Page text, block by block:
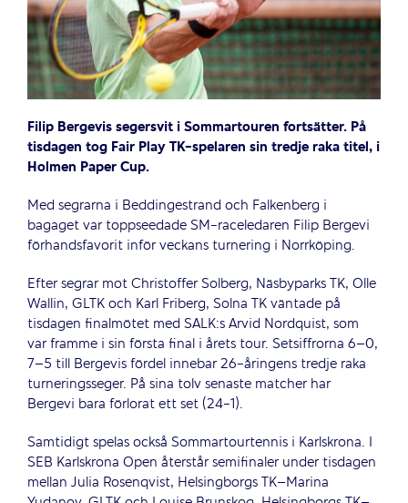
Filip Bergevis segersvit i Sommartouren fortsätter. På
tisdagen tog Fair Play TK-spelaren sin tredje raka titel, i
Holmen Paper Cup.
Med segrarna i Beddingestrand och Falkenberg i
bagaget var toppseedade SM-raceledaren Filip Bergevi
förhandsfavorit inför veckans turnering i Norrköping.
Efter segrar mot Christoffer Solberg, Näsbyparks TK, Olle
Wallin, GLTK och Karl Friberg, Solna TK väntade på
tisdagen finalmötet med SALK:s Arvid Nordquist, som
var framme i sin första final i årets tour. Setsiffrorna 6–0,
7–5 till Bergevis fördel innebar 26-åringens tredje raka
turneringsseger. På sina tolv senaste matcher har
Bergevi bara förlorat ett set (24-1).
Samtidigt spelas också Sommartourtennis i Karlskrona. I
SEB Karlskrona Open återstår semifinaler under tisdagen
mellan Julia Rosenqvist, Helsingborgs TK–Marina